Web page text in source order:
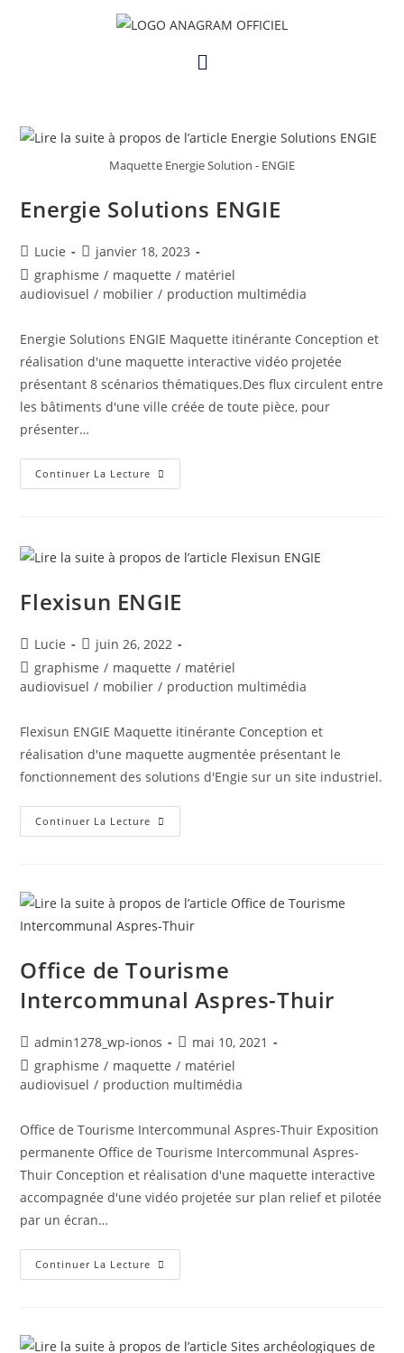
Maquette Energie Solution - ENGIE
Energie Solutions ENGIE
Auteur/autrice
de
la
Lucie
Post
published:
janvier 18, 2023
Post
category:
graphisme / maquette / matériel
audiovisuel / mobilier / production multimédia
Energie Solutions ENGIE Maquette itinérante Conception et
réalisation d'une maquette interactive vidéo projetée
présentant 8 scénarios thématiques.Des flux circulent entre
les bâtiments d'une ville créée de toute pièce, pour
présenter…
Continuer La Lecture Energie
Solutions
Flexisun ENGIE
Auteur/autrice
de
la
Lucie
Post
published:
juin 26, 2022
Post
category:
graphisme / maquette / matériel
audiovisuel / mobilier / production multimédia
Flexisun ENGIE Maquette itinérante Conception et
réalisation d'une maquette augmentée présentant le
fonctionnement des solutions d'Engie sur un site industriel.
Continuer La Lecture Flexisun
ENGIE
Office de Tourisme
Intercommunal Aspres-Thuir
Auteur/autrice
de
la
admin1278_wp-ionos
Post
published:
mai 10, 2021
Post
category:
graphisme / maquette / matériel
audiovisuel / production multimédia
Office de Tourisme Intercommunal Aspres-Thuir Exposition
permanente Office de Tourisme Intercommunal Aspres-
Thuir Conception et réalisation d'une maquette interactive
accompagnée d'une vidéo projetée sur plan relief et pilotée
par un écran…
Continuer La Lecture Office
De